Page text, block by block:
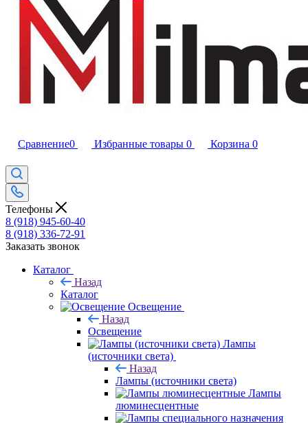
Сравнение0 Избранные товары 0 Корзина 0
Телефоны
8 (918) 945-60-40
8 (918) 336-72-91
Заказать звонок
Каталог
Назад
Каталог
Освещение
Назад
Освещение
Лампы
(источники света)
Назад
Лампы (источники света)
Лампы
люминесцентные